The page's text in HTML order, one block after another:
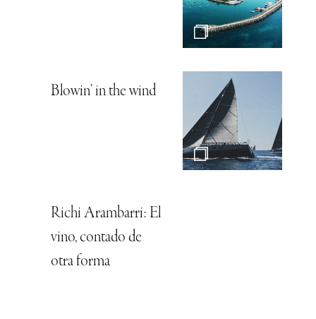
Blowin’ in the wind
Richi Arambarri: El
vino, contado de
otra forma